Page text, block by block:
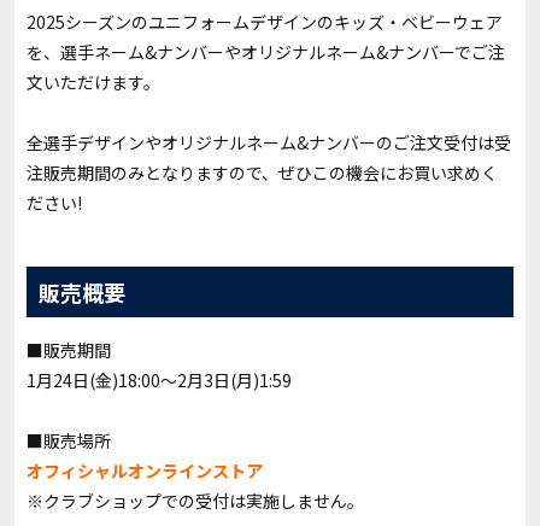
2025シーズンのユニフォームデザインのキッズ・ベビーウェア
を、選手ネーム&ナンバーやオリジナルネーム&ナンバーでご注
文いただけます。
全選手デザインやオリジナルネーム&ナンバーのご注文受付は受
注販売期間のみとなりますので、ぜひこの機会にお買い求めく
ださい!
販売概要
■販売期間
1月24日(金)18:00〜2月3日(月)1:59
■販売場所
オフィシャルオンラインストア
※クラブショップでの受付は実施しません。